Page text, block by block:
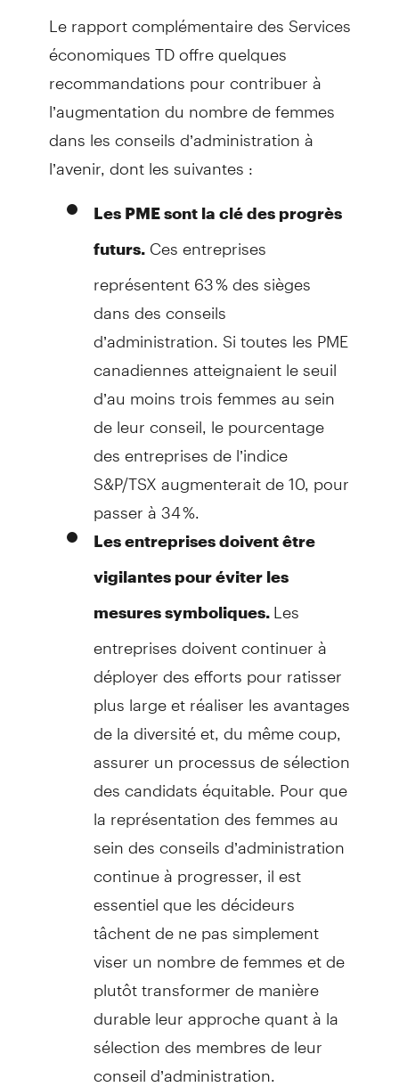
Le rapport complémentaire des Services
économiques TD offre quelques
recommandations pour contribuer à
l’augmentation du nombre de femmes
dans les conseils d’administration à
l’avenir, dont les suivantes :
Les PME sont la clé des progrès
futurs. Ces entreprises
représentent 63 % des sièges
dans des conseils
d’administration. Si toutes les PME
canadiennes atteignaient le seuil
d’au moins trois femmes au sein
de leur conseil, le pourcentage
des entreprises de l’indice
S&P/TSX augmenterait de 10, pour
passer à 34 %.
Les entreprises doivent être
vigilantes pour éviter les
mesures symboliques. Les
entreprises doivent continuer à
déployer des efforts pour ratisser
plus large et réaliser les avantages
de la diversité et, du même coup,
assurer un processus de sélection
des candidats équitable. Pour que
la représentation des femmes au
sein des conseils d’administration
continue à progresser, il est
essentiel que les décideurs
tâchent de ne pas simplement
viser un nombre de femmes et de
plutôt transformer de manière
durable leur approche quant à la
sélection des membres de leur
conseil d’administration.